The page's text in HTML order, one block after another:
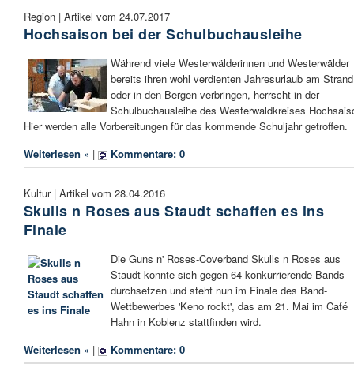
Region | Artikel vom 24.07.2017
Hochsaison bei der Schulbuchausleihe
Während viele Westerwälderinnen und Westerwälder
bereits ihren wohl verdienten Jahresurlaub am Strand
oder in den Bergen verbringen, herrscht in der
Schulbuchausleihe des Westerwaldkreises
Hier werden alle Vorbereitungen für das kommende Schuljahr getroffen.
Weiterlesen » | Kommentare: 0
Kultur | Artikel vom 28.04.2016
Skulls n Roses aus Staudt schaffen es ins
Finale
Die Guns n' Roses-Coverband Skulls n Roses aus
Staudt konnte sich gegen 64 konkurrierende Bands
durchsetzen und steht nun im Finale des Band-
Wettbewerbes 'Keno rockt', das am 21. Mai im Café
Hahn in Koblenz stattfinden wird.
Weiterlesen » | Kommentare: 0